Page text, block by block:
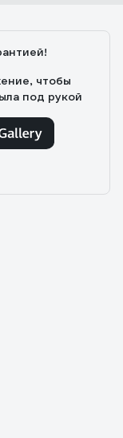
чтобы
под рукой